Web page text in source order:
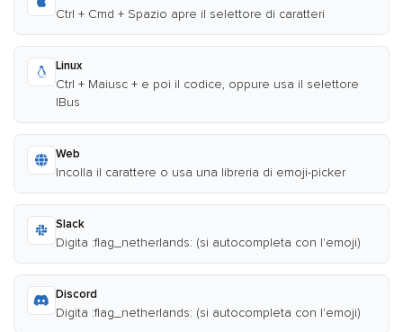
Ctrl + Cmd + Spazio apre il selettore di caratteri
Linux
Ctrl + Maiusc + e poi il codice, oppure usa il selettore
IBus
Web
Incolla il carattere o usa una libreria di emoji-picker
Slack
Digita :flag_netherlands: (si autocompleta con l'emoji)
Discord
Digita :flag_netherlands: (si autocompleta con l'emoji)